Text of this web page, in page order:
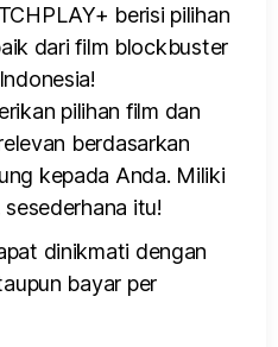
berisi pilihan
dari film blockbuster
pilihan film dan
berdasarkan
kepada Anda. Miliki
itu!
dinikmati dengan
bayar per